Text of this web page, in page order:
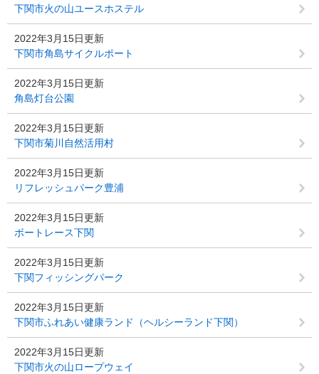
下関市火の山ユースホステル
2022年3月15日更新
下関市角島サイクルポート
2022年3月15日更新
角島灯台公園
2022年3月15日更新
下関市菊川自然活用村
2022年3月15日更新
リフレッシュパーク豊浦
2022年3月15日更新
ボートレース下関
2022年3月15日更新
下関フィッシングパーク
2022年3月15日更新
下関市ふれあい健康ランド（ヘルシーランド下関）
2022年3月15日更新
下関市火の山ロープウェイ